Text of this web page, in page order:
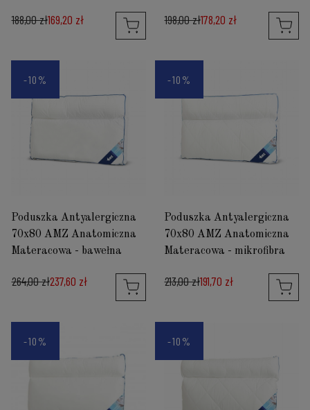
188,00 zł169,20 zł 198,00 zł178,20 zł
Poduszka Antyalergiczna
70x80 AMZ Anatomiczna
Materacowa - bawełna
264,00 zł237,60 zł
-10%
Poduszka Antyalergiczna
70x80 AMZ Anatomiczna
Materacowa - mikrofibra
213,00 zł191,70 zł
-10%
-10% -10%